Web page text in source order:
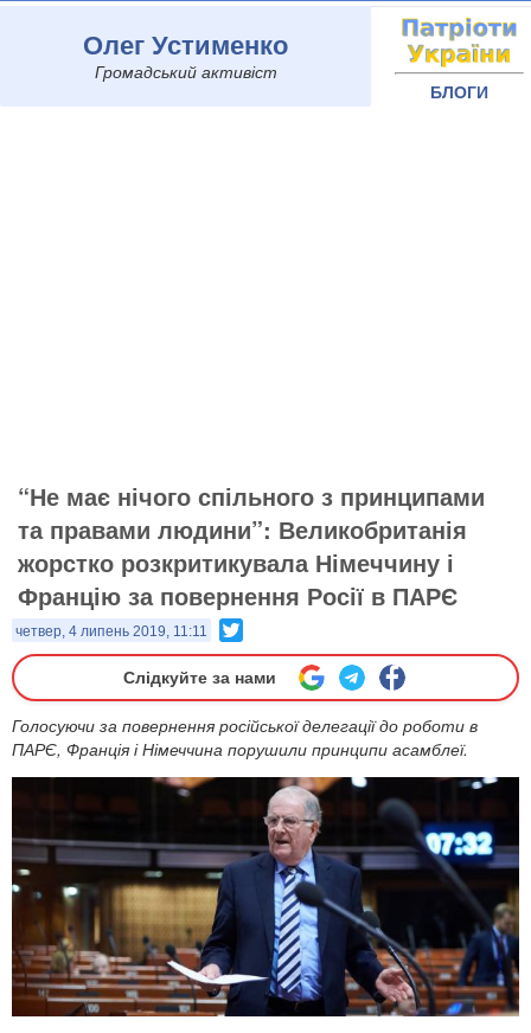
Олег Устименко
Громадський активіст
БЛОГИ
“Не має нічого спільного з принципами
та правами людини”: Великобританія
жорстко розкритикувала Німеччину і
Францію за повернення Росії в ПАРЄ
четвер, 4 липень 2019, 11:11
Слідкуйте за нами
Голосуючи за повернення російської делегації до роботи в
ПАРЄ, Франція і Німеччина порушили принципи асамблеї.